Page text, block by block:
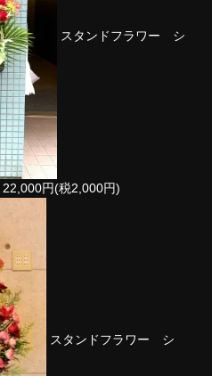
スタンドフラワー シ
22,000円(税2,000円)
スタンドフラワー シ